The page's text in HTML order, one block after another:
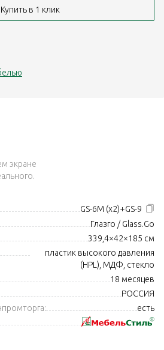
экране
GS-6M (x2)+GS-9
Глазго / Glass.Go
339,4×42×185 см
пластик высокого давления
(HPL), МДФ, стекло
18 месяцев
РОССИЯ
есть
Купить в 1 клик